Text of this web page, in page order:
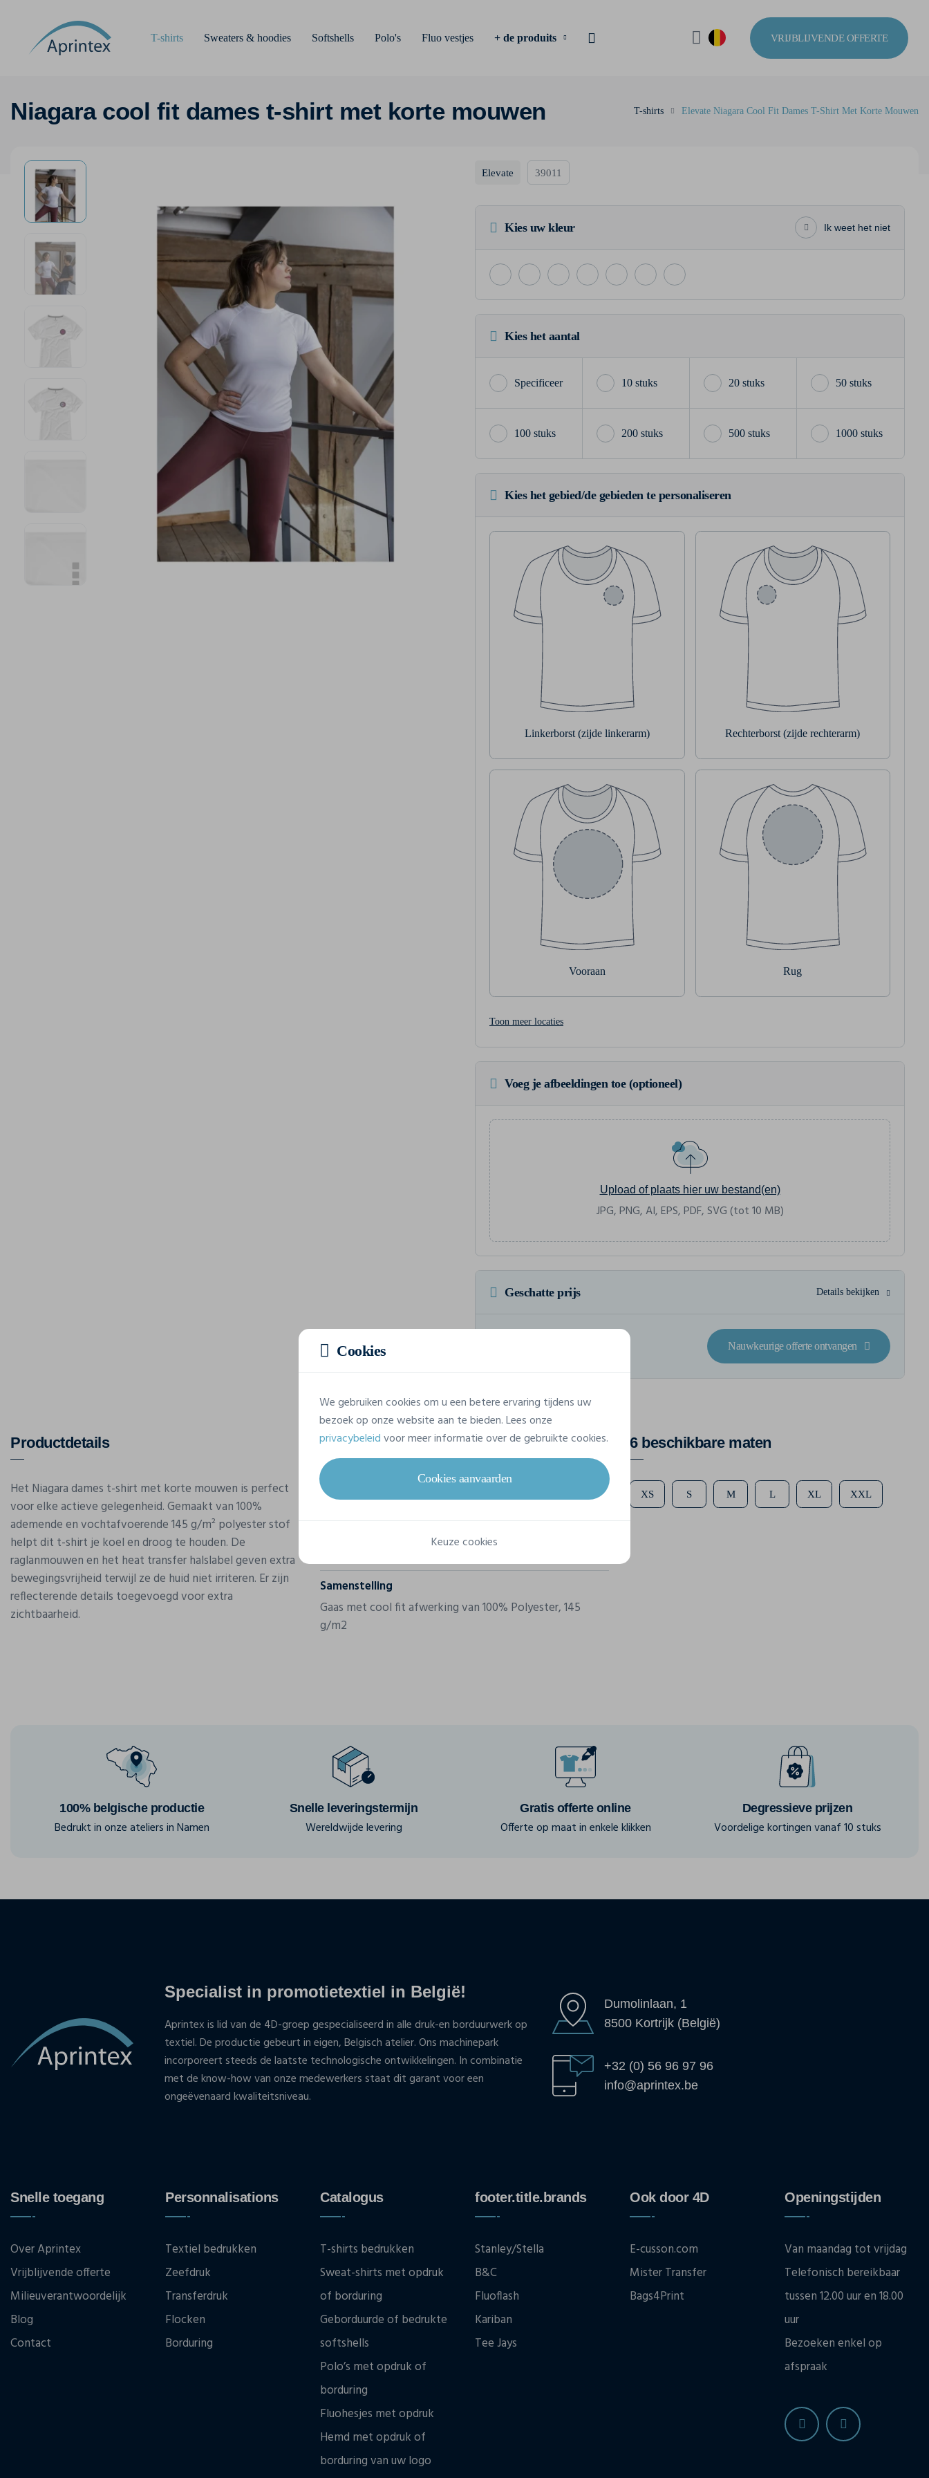
T-shirts Sweaters & hoodies Softshells Polo's Fluo vestjes + de produits VRIJBLIJVENDE OFFERTE
Niagara cool fit dames t-shirt met korte mouwen T-shirts Elevate Niagara Cool Fit Dames T-Shirt Met Korte Mouwen
Elevate 39011
Kies uw kleur Ik weet het niet
Kies het aantal
10 stuks 20 stuks 50 stuks
100 stuks 200 stuks 500 stuks 1000 stuks
Kies het gebied/de gebieden te personaliseren
Linkerborst (zijde linkerarm) Rechterborst (zijde rechterarm)
Vooraan Rug
Toon meer locaties
Voeg je afbeeldingen toe (optioneel)
Upload of plaats hier uw bestand(en)
JPG, PNG, AI, EPS, PDF, SVG (tot 10 MB)
Geschatte prijs Details bekijken
Nauwkeurige offerte ontvangen
Productdetails
Het Niagara dames t-shirt met korte mouwen is perfect
voor elke actieve gelegenheid. Gemaakt van 100%
ademende en vochtafvoerende 145 g/m² polyester stof
helpt dit t-shirt je koel en droog te houden. De
raglanmouwen en het heat transfer halslabel geven extra
bewegingsvrijheid terwijl ze de huid niet irriteren. Er zijn
reflecterende details toegevoegd voor extra
zichtbaarheid.
Eigenschappen
Merk
Elevate
Referentie
39011
Samenstelling
Gaas met cool fit afwerking van 100% Polyester, 145
g/m2
6 beschikbare maten
XS S M L XL XXL
100% belgische productie
Bedrukt in onze ateliers in Namen
Snelle leveringstermijn
Wereldwijde levering
Gratis offerte online
Offerte op maat in enkele klikken
Degressieve prijzen
Voordelige kortingen vanaf 10 stuks
Specialist in promotietextiel in België!
Aprintex is lid van de 4D-groep gespecialiseerd in alle druk-en borduurwerk op
textiel. De productie gebeurt in eigen, Belgisch atelier. Ons machinepark
incorporeert steeds de laatste technologische ontwikkelingen. In combinatie
met de know-how van onze medewerkers staat dit garant voor een
ongeëvenaard kwaliteitsniveau.
Dumolinlaan, 1
8500 Kortrijk (België)
+32 (0) 56 96 97 96
info@aprintex.be
Snelle toegang
Over Aprintex
Vrijblijvende offerte
Milieuverantwoordelijk
Blog
Contact
Personnalisations
Textiel bedrukken
Zeefdruk
Transferdruk
Flocken
Borduring
Catalogus
T-shirts bedrukken
Sweat-shirts met opdruk
of borduring
Geborduurde of bedrukte
softshells
Polo’s met opdruk of
borduring
Fluohesjes met opdruk
Hemd met opdruk of
borduring van uw logo
footer.title.brands
Stanley/Stella
B&C
Fluoflash
Kariban
Tee Jays
Ook door 4D
E-cusson.com
Mister Transfer
Bags4Print
Openingstijden
Van maandag tot vrijdag
Telefonisch bereikbaar
tussen 12.00 uur en 18.00
uur
Bezoeken enkel op
afspraak
Cookies
We gebruiken cookies om u een betere ervaring tijdens uw
bezoek op onze website aan te bieden. Lees onze
privacybeleidvoor meer informatie over de gebruikte cookies.
Cookies aanvaarden
Keuze cookies